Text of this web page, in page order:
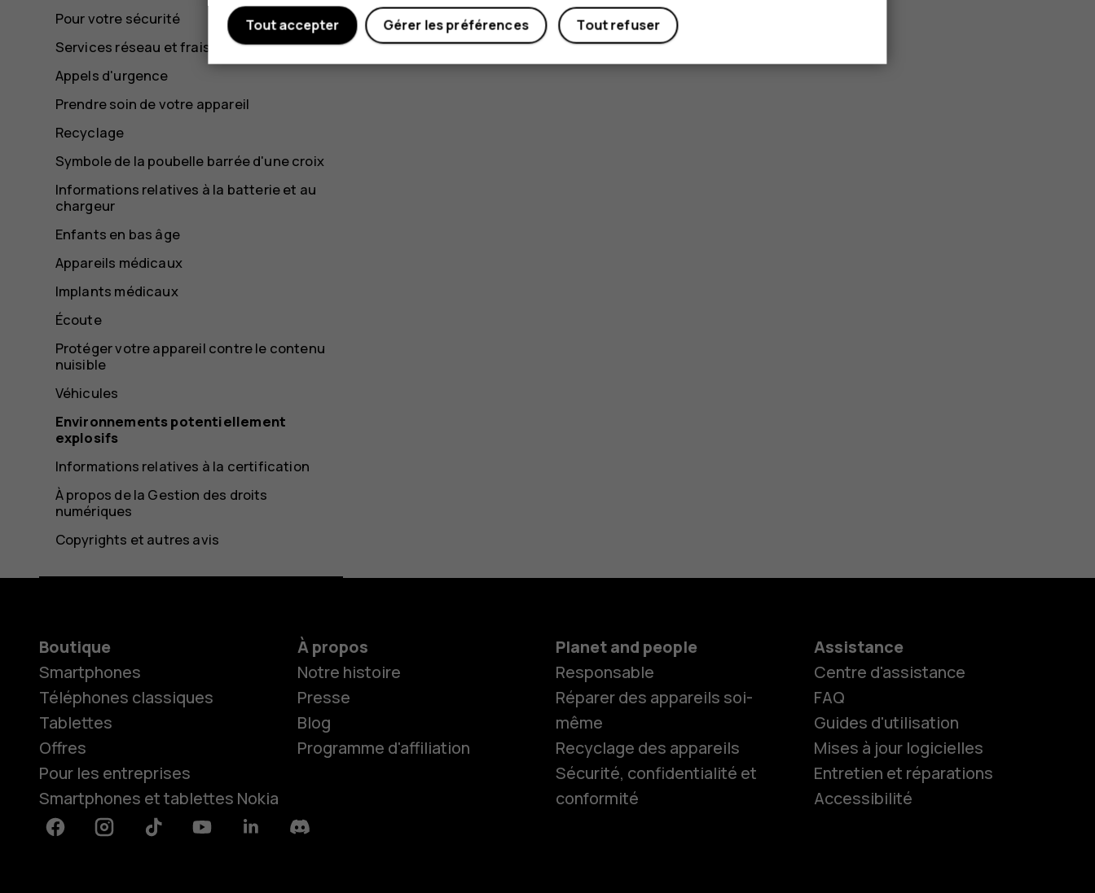
Smartphones
Pour votre sécurité
Services réseau et frais
Appels d'urgence
Prendre soin de votre appareil
Recyclage
Symbole de la poubelle barrée d'une croix
Informations relatives à la batterie et au
chargeur
Enfants en bas âge
Appareils médicaux
Implants médicaux
Écoute
Protéger votre appareil contre le contenu
nuisible
Véhicules
Environnements potentiellement
explosifs
Informations relatives à la certification
À propos de la Gestion des droits
numériques
Copyrights et autres avis
Boutique
Smartphones
Téléphones classiques
Tablettes
Offres
Pour les entreprises
Smartphones et tablettes Nokia
À propos
Notre histoire
Presse
Blog
Programme d'affiliation
Planet and people
Responsable
Réparer des appareils soi-
même
Recyclage des appareils
Sécurité, confidentialité et
conformité
Assistance
Centre d'assistance
FAQ
Guides d'utilisation
Mises à jour logicielles
Entretien et réparations
Accessibilité
FacebookInstagramTiktok YoutubeLinkedinDiscord
Tout refuser
Gérer les préférences
Tout accepter